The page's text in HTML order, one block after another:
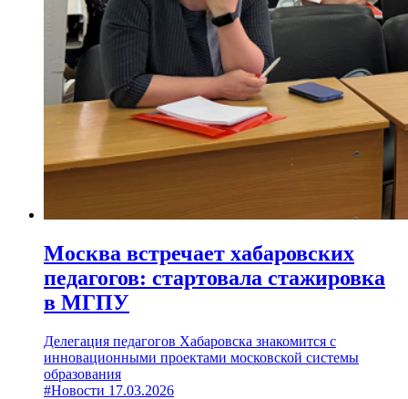
Москва встречает хабаровских
педагогов: стартовала стажировка
в МГПУ
Делегация педагогов Хабаровска знакомится с
инновационными проектами московской системы
образования
#Новости 17.03.2026